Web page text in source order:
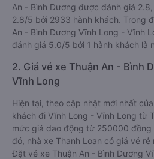
An - Bình Dương được đánh giá
2.8/5 bởi 2933 hành khách. Trong
An - Bình Dương Vĩnh Long - Vĩnh
đánh giá 5.0/5 bởi 1 hành khách là
2. Giá vé xe Thuận An - Bình
Vĩnh Long
Hiện tại, theo cập nhật mới nhất của
khách đi Vĩnh Long - Vĩnh Long từ
mức giá dao động từ 250000
đó, nhà xe Thanh Loan có giá vé
Đặt vé xe Thuận An - Bình Dương